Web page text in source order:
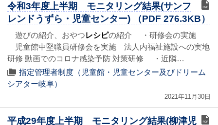
令和3年度上半期 モニタリング結果(サンフ
レンドうずら・児童センター) （PDF 276.3KB）
遊びの紹介、おやつレシピの紹介 ・研修会の実施
児童館中堅職員研修会を実施 法人内福祉施設への実地
研修 動画でのコロナ感染予防 対策研修 ・近隣…
指定管理者制度（児童館・児童センター及びドリーム
シアター岐阜）
2021年11月30日
平成29年度上半期 モニタリング結果(柳津児